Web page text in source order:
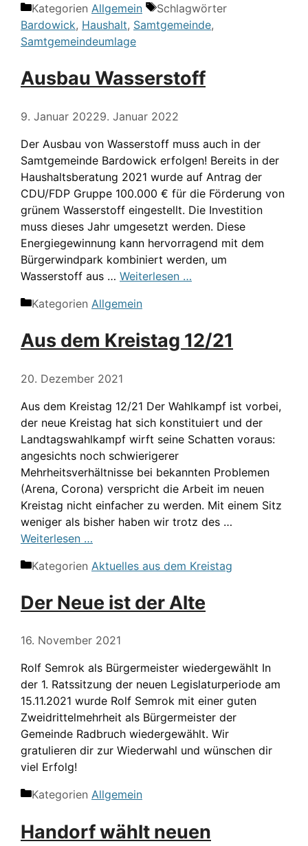
Kategorien Allgemein
Schlagwörter
Bardowick, Haushalt, Samtgemeinde,
Samtgemeindeumlage
Ausbau Wasserstoff
9. Januar 20229. Januar 2022
Der Ausbau von Wasserstoff muss auch in der
Samtgemeinde Bardowick erfolgen! Bereits in der
Haushaltsberatung 2021 wurde auf Antrag der
CDU/FDP Gruppe 100.000 € für die Förderung von
grünem Wasserstoff eingestellt. Die Investition
muss dieses Jahr umgesetzt werden. Diese
Energiegewinnung kann hervorragend mit dem
Bürgerwindpark kombiniert werden, um
Wasserstoff aus … Weiterlesen …
Kategorien Allgemein
Aus dem Kreistag 12/21
20. Dezember 2021
Aus dem Kreistag 12/21 Der Wahlkampf ist vorbei,
der neue Kreistag hat sich konstituiert und der
Landtagswahlkampf wirft seine Schatten voraus:
angesichts noch schwierigerer
Mehrheitsverhältnisse bei bekannten Problemen
(Arena, Corona) verspricht die Arbeit im neuen
Kreistag nicht einfacher zu werden. Mit einem Sitz
weniger als bisher haben wir trotz des …
Weiterlesen …
Kategorien Aktuelles aus dem Kreistag
Der Neue ist der Alte
16. November 2021
Rolf Semrok als Bürgermeister wiedergewählt In
der 1. Ratssitzung der neuen Legislaturperiode am
15.11.2021 wurde Rolf Semrok mit einer guten
Zweidrittelmehrheit als Bürgermeister der
Gemeinde Radbruch wiedergewählt. Wir
gratulieren dir zur Wiederwahl und wünschen dir
viel Erfolg!
Kategorien Allgemein
Handorf wählt neuen